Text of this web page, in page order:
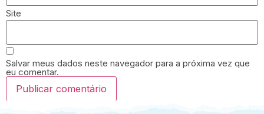
Site
Salvar meus dados neste navegador para a próxima vez que
eu comentar.